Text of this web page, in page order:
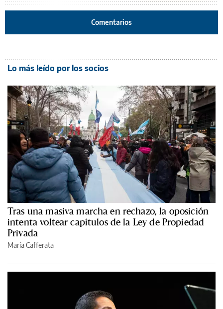
Comentarios
Lo más leído por los socios
Tras una masiva marcha en rechazo, la oposición
intenta voltear capítulos de la Ley de Propiedad
Privada
María Cafferata